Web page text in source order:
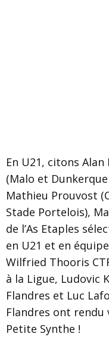
En U21, citons Alan
(Malo et
Mathieu Prouvost
Stade Portelois),
de l’As Etaples
en U21 et en
Wilfried Thooris
à la Ligue, Ludovic
Flandres et Luc
Flandres ont rendu
Petite Synthe !